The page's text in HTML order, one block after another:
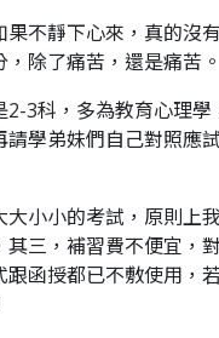
不靜下心來，真的沒
除了痛苦，還是痛苦。
3科，多為教育心理學
學弟妹們自己對照應
小小的考試，原則上
三，補習費不便宜，
函授都已不敷使用，